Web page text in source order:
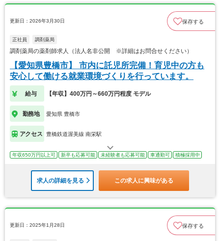
更新日：2026年3月30日 保存する
正社員 調剤薬局
調剤薬局の薬剤師求人（法人名非公開 ※詳細はお問合せください）
【愛知県豊橋市】 市内に託児所完備！育児中の方も
安心して働ける就業環境づくりを行っています。
給与 【年収】400万円～660万円程度 モデル
勤務地 愛知県 豊橋市
アクセス 豊橋鉄道渥美線 南栄駅
年収650万円以上可 新卒も応募可能 未経験者も応募可能 車通勤可 積極採用中
求人の詳細を見る この求人に興味がある
更新日：2025年1月28日 保存する